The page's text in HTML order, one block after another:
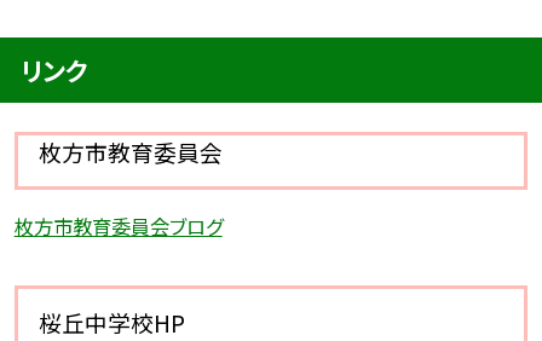
リンク
枚方市教育委員会
枚方市教育委員会ブログ
桜丘中学校HP